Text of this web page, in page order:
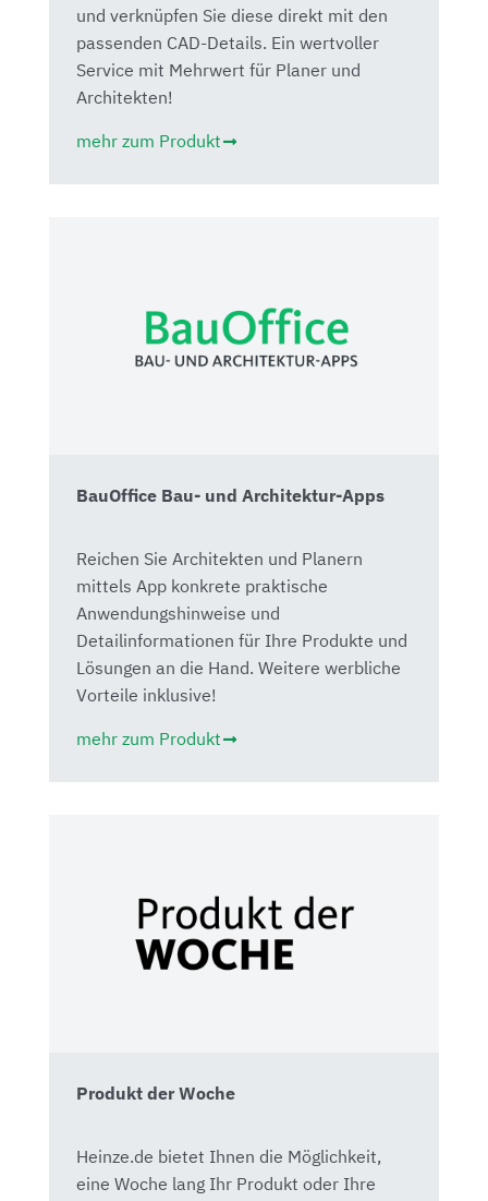
und verknüpfen Sie diese direkt mit den
passenden CAD-Details. Ein wertvoller
Service mit Mehrwert für Planer und
Architekten!
mehr zum Produkt
BauOffice Bau- und Architektur-Apps
Reichen Sie Architekten und Planern
mittels App konkrete praktische
Anwendungshinweise und
Detailinformationen für Ihre Produkte und
Lösungen an die Hand. Weitere werbliche
Vorteile inklusive!
mehr zum Produkt
Produkt der Woche
Heinze.de bietet Ihnen die Möglichkeit,
eine Woche lang Ihr Produkt oder Ihre